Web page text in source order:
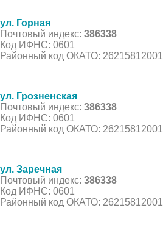
ул. Горная
Почтовый индекс: 386338
Код ИФНС: 0601
Районный код ОКАТО: 26215812001
ул. Грозненская
Почтовый индекс: 386338
Код ИФНС: 0601
Районный код ОКАТО: 26215812001
ул. Заречная
Почтовый индекс: 386338
Код ИФНС: 0601
Районный код ОКАТО: 26215812001